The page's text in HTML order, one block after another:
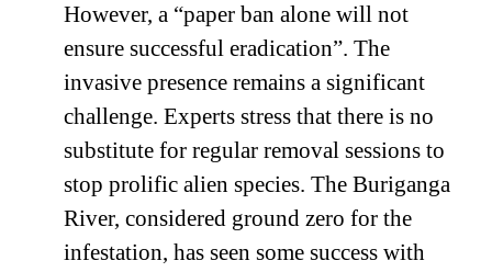
However, a “paper ban alone will not
ensure successful eradication”. The
invasive presence remains a significant
challenge. Experts stress that there is no
substitute for regular removal sessions to
stop prolific alien species. The Buriganga
River, considered ground zero for the
infestation, has seen some success with